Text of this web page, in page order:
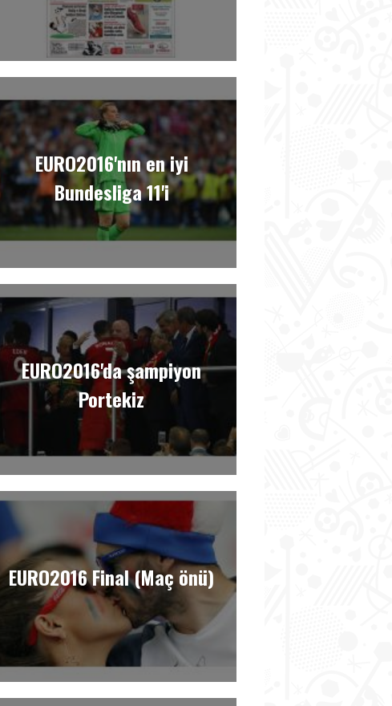
EURO2016'nın en iyi
Bundesliga 11'i
EURO2016'da şampiyon
Portekiz
EURO2016 Final (Maç önü)